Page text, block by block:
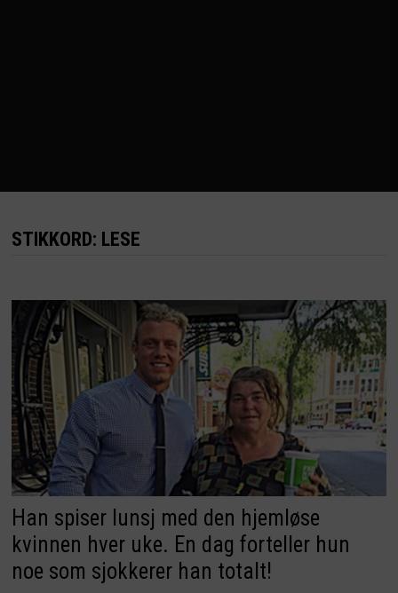
STIKKORD: LESE
Han spiser lunsj med den hjemløse
kvinnen hver uke. En dag forteller hun
noe som sjokkerer han totalt!